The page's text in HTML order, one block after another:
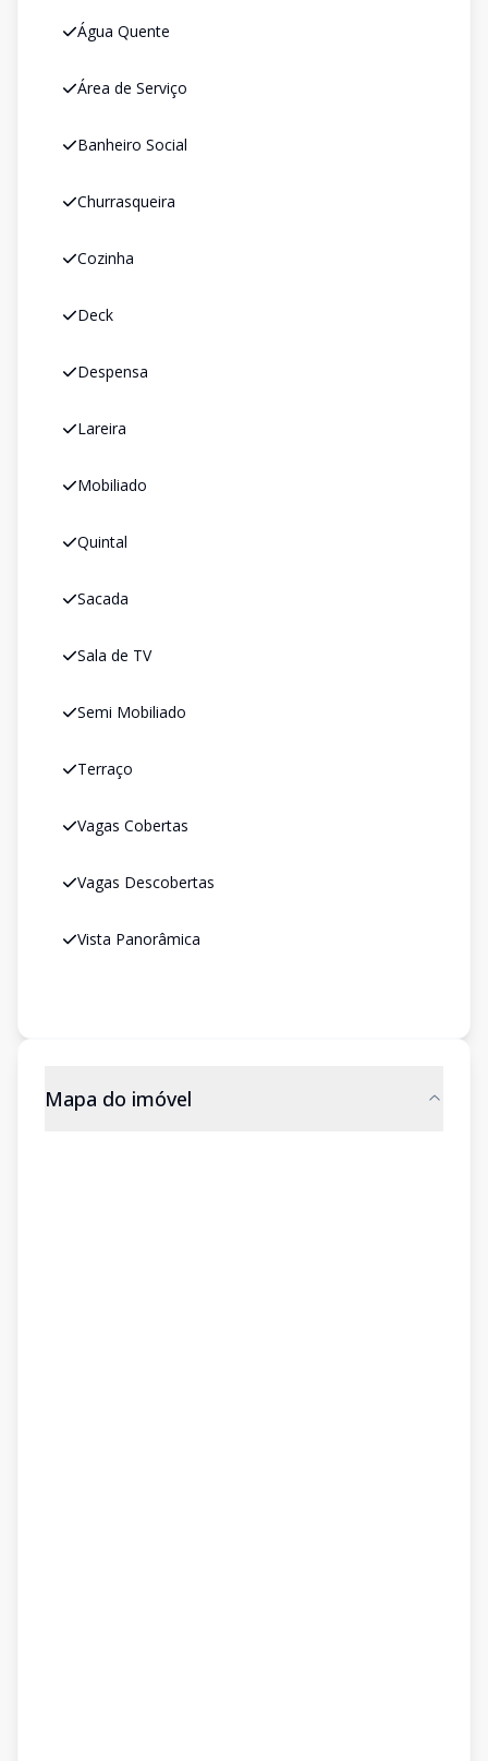
Água Quente
Área de Serviço
Banheiro Social
Churrasqueira
Cozinha
Deck
Despensa
Lareira
Mobiliado
Quintal
Sacada
Sala de TV
Semi Mobiliado
Terraço
Vagas Cobertas
Vagas Descobertas
Vista Panorâmica
Mapa do imóvel